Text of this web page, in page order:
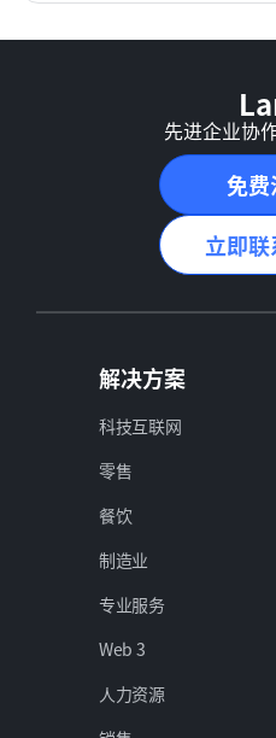
先进企业协
免
立即
解决方案
科技互联网
零售
餐饮
制造业
专业服务
Web 3
人力资源